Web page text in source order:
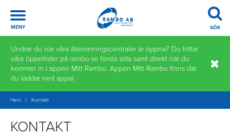
innehåll
Undrar du när våra återvinningscentraler är öppna? Du hittar
våra öppettider på rambo.se första sida samt direkt när du
kommer in i appen Mitt Rambo. Appen Mitt Rambo finns där
du laddar ned appar.
Meny
MENY SÖK
Hem / Kontakt
KONTAKT